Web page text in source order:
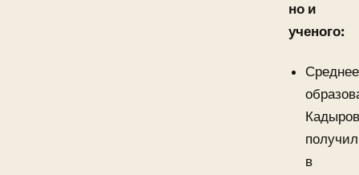
но и
ученого:
Среднее
получил
в